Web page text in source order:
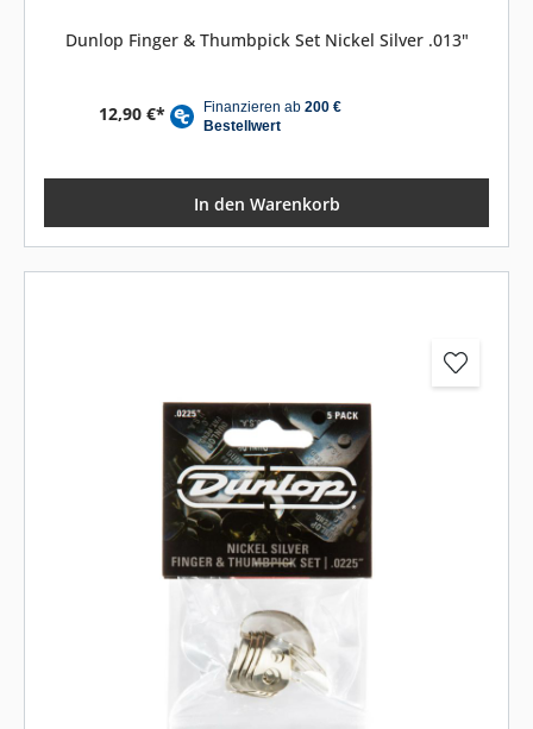
Dunlop Finger & Thumbpick Set Nickel Silver .013"
12,90 €*
In den Warenkorb